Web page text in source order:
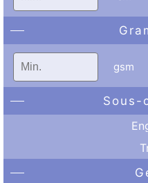
gsm
Sous-